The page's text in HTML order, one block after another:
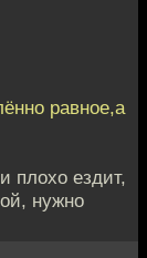
равное,а
плохо ездит,
нужно